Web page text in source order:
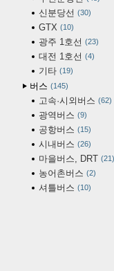
신분당선 30
GTX 10
광주 1호선 23
대전 1호선 4
기타 19
버스 145
고속·시외버스 62
광역버스 9
공항버스 15
시내버스 26
마을버스, DRT 21
농어촌버스 2
셔틀버스 10